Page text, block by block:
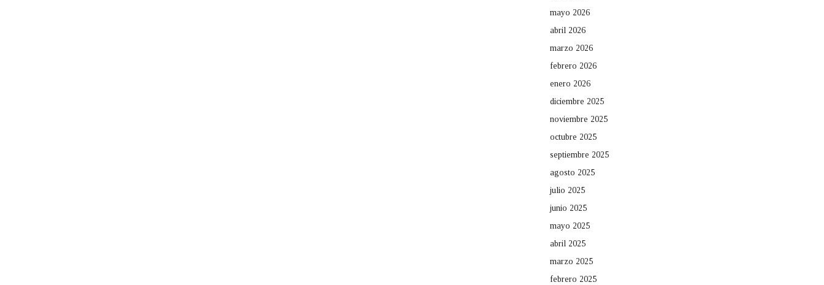
mayo 2026
abril 2026
marzo 2026
febrero 2026
enero 2026
diciembre 2025
noviembre 2025
octubre 2025
septiembre 2025
agosto 2025
julio 2025
junio 2025
mayo 2025
abril 2025
marzo 2025
febrero 2025